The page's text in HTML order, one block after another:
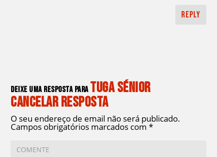
Reply
Deixe uma resposta para Tuga Sénior
Cancelar resposta
O seu endereço de email não será publicado.
Campos obrigatórios marcados com*